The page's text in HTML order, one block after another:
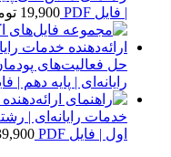
| فایل PDF
19,900
حل فعالیت‌های
رایانه‌ای | پایه دهم |
خدمات رایانه‌ای |
اول | فایل PDF